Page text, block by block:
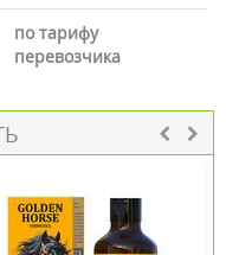
по тарифу
перевозчика